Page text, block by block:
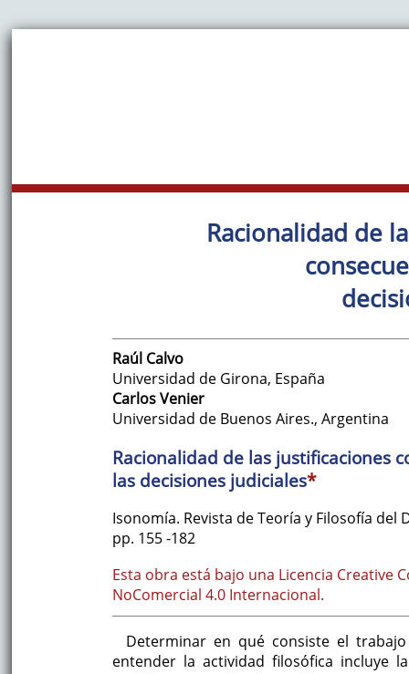
Racionalidad de
Raúl Calvo
Universidad de Girona, España
CarlosVenier
Universidad de Buenos Aires.,Argentina
Racionalidad de las justificaciones
las decisiones judiciales*
Isonomía. Revista de Teoría y Filosofía del
pp. 155-182
Esta obra está bajo una Licencia Creative
NoComercial 4.0 Internacional.
Determinar en qué consiste el
entender la actividad filosófica incluye